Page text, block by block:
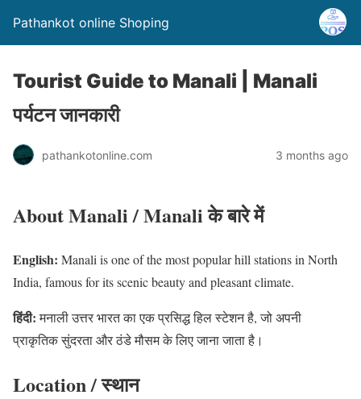
Pathankot online Shoping
Tourist Guide to Manali | Manali
पर्यटन जानकारी
pathankotonline.com 3 months ago
About Manali / Manali के बारे में
English: Manali is one of the most popular hill stations in North
India, famous for its scenic beauty and pleasant climate.
हिंदी:मनाली उत्तर भारत का एक प्रसिद्ध हिल स्टेशन है, जो अपनी
प्राकृतिक सुंदरता और ठंडे मौसम के लिए जाना जाता है।
Location / स्थान